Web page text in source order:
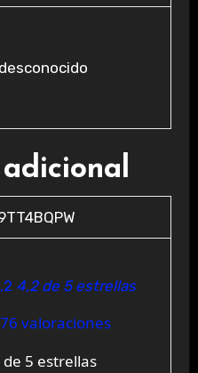
‎desconocido
4,2 de 5 estrellas
valoraciones
de 5 estrellas